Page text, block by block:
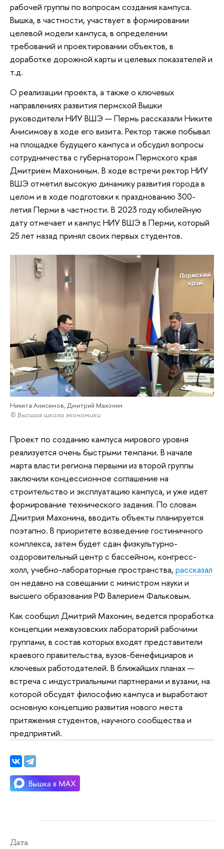
рабочей группы по вопросам создания кампуса.
Вышка, в частности, участвует в формировании
целевой модели кампуса, в определении
требований и проектировании объектов, в
доработке дорожной карты и целевых показателей и
т.д.
О реализации проекта, а также о ключевых
направлениях развития пермской Вышки
руководители НИУ ВШЭ — Пермь рассказали Никите
Анисимову в ходе его визита. Ректор также побывал
на площадке будущего кампуса и обсудил вопросы
сотрудничества с губернатором Пермского края
Дмитрием Махониным. В ходе встречи ректор НИУ
ВШЭ отметил высокую динамику развития города в
целом и в ходе подготовки к празднованию 300-
летия Перми в частности. В 2023 году юбилейную
дату отмечает и кампус НИУ ВШЭ в Перми, который
25 лет назад принял своих первых студентов.
Никита Анисимов, Дмитрий Махонин
© Высшая школа экономики
Проект по созданию кампуса мирового уровня
реализуется очень быстрыми темпами. В начале
марта власти региона первыми из второй группы
заключили концессионное соглашение на
строительство и эксплуатацию кампуса, и уже идет
формирование технического задания. По словам
Дмитрия Махонина, вводить объекты планируется
поэтапно. В приоритете возведение гостиничного
комплекса, затем будет сдан физкультурно-
оздоровительный центр с бассейном, конгресс-
холл, учебно-лабораторные пространства, рассказал
он недавно на совещании с министром науки и
высшего образования РФ Валерием Фальковым.
Как сообщил Дмитрий Махонин, ведется проработка
концепции межвузовских лабораторий рабочими
группами, в состав которых входят представители
краевого правительства, вузов-бенефициаров и
ключевых работодателей. В ближайших планах —
встреча с индустриальными партнерами и вузами, на
которой обсудят философию кампуса и выработают
основную концепцию развития нового места
притяжения студентов, научного сообщества и
предприятий.
Дата